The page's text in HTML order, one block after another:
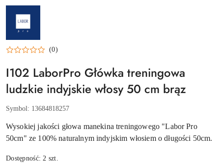
PRODUCENTA:
LABOR
PRO
(0)
I102 LaborPro Główka treningowa
ludzkie indyjskie włosy 50 cm brąz
Symbol: 13684818257
Wysokiej jakości głowa manekina treningowego "Labor Pro
50cm" ze 100% naturalnym indyjskim włosiem o długości 50cm.
Dostępność:2 szt.